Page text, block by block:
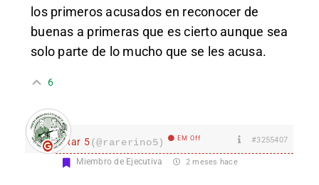
los primeros acusados en reconocer de
buenas a primeras que es cierto aunque sea
solo parte de lo mucho que se les acusa.
6
Rar 5(@rarerino5) EM Off #3255407
Miembro de Ejecutiva 2 meses hace